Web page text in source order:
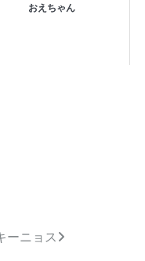
おえちゃん
ーニョス